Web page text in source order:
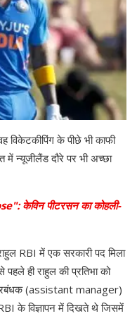
विकेटकीपिंग के पीछे भी काफी
न्यूजीलैंड दौरे पर भी अच्छा
केविन पीटरसन का कोहली-
RBI में एक सरकारी पद मिला
ही राहुल की प्रतिभा को
प्रबंधक (assistant manager)
के विज्ञापन में दिखते थे जिसमें